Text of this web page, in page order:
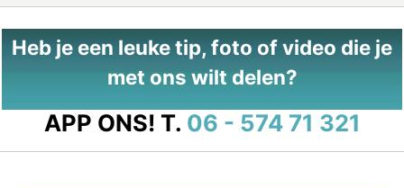
Heb je een leuke tip, foto of video die je
met ons wilt delen?
APP ONS! T. 06 - 574 71 321